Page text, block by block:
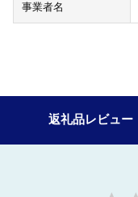
事業者名
返礼品レビュー